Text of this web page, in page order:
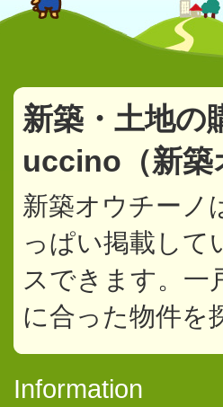
新築・土地の
uccino（新築
新築オウチーノ
っぱい掲載して
スできます。一
に合った物件を
Information